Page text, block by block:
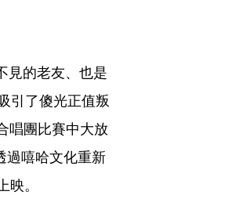
見的老友、也是
引了傻光正值叛
唱團比賽中大放
過嘻哈文化重新
。